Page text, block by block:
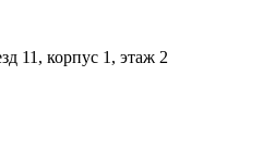
11, корпус 1, этаж 2